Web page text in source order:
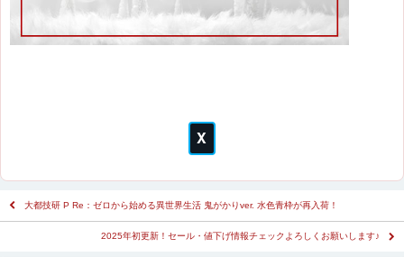
大都技研 P Re：ゼロから始める異世界生活 鬼がかりver. 水色青枠が再入荷！
2025年初更新！セール・値下げ情報チェックよろしくお願いします♪